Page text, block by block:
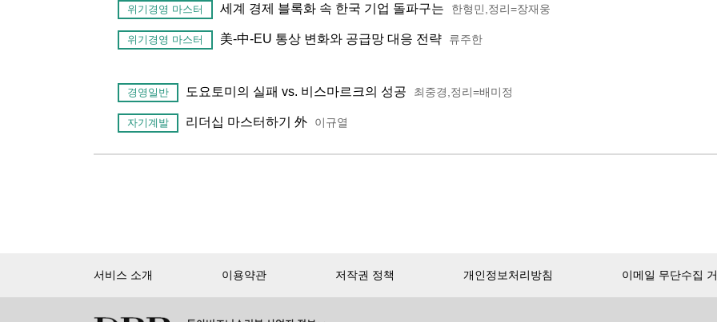
위기경영 마스터 세계 경제 블록화 속 한국 기업 돌파구는 한형민,정리=장재웅
위기경영 마스터 美-中-EU 통상 변화와 공급망 대응 전략 류주한
경영일반 도요토미의 실패 vs. 비스마르크의 성공 최중경,정리=배미정
자기계발 리더십 마스터하기 外 이규열
서비스 소개 이용약관 저작권 정책 개인정보처리방침 이메일 무단수집